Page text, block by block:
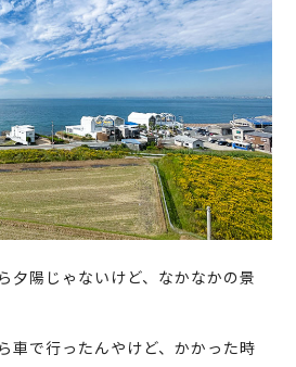
夕陽じゃないけど、なかなかの景
車で行ったんやけど、かかった時